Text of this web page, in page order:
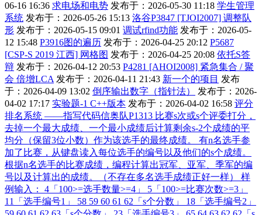
06-16 16:36 求电场和电势 发布于：2026-05-30 11:18 学生管理
系统 发布于：2026-05-26 15:13 洛谷P3847 [TJOI2007] 调整队
形 发布于：2026-05-15 09:01 调试rfind功能 发布于：2026-05-
12 15:48 P3916图的遍历 发布于：2026-04-25 20:12 P5687
[CSP-S 2019 江西] 网格图 发布于：2026-04-25 20:08 依托S答
辩 发布于：2026-04-12 20:53 P4281 [AHOI2008] 紧急集合 / 聚
会 倍增LCA 发布于：2026-04-11 21:43 新一个的项目 发布
于：2026-04-09 13:02 倒序输出数字（指针法）
发布于：2026-
04-02 17:17 实验题-1 C++版本 发布于：2026-04-02 16:58 评分
排名系统 ——指写代码信奥队P1313 比赛s次或s个评委打分，
去掉一个最大成绩、一个最小成绩后计算剩余s-2个成绩的平
均分（保留3位小数）作为该选手的最终成绩。 有n名选手参
加了比赛，从键盘读入每位选手的编号以及他们的s个成绩。
根据n名选手的比赛成绩，编程计算出冠军、亚军、季军的编
号以及计算出的成绩。（不存在多名选手成绩正好一样） 样
例输入： 4「100>=选手数量>=4」 5「100>=比赛次数>=3」
11「选手编号1」 58 59 60 61 62「s个分数」 18「选手编号2」